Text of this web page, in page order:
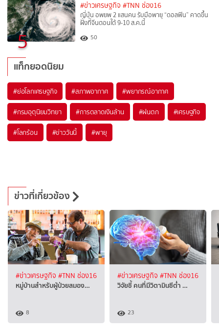
5
#ข่าวเศรษฐกิจ #TNN ช่อง16
ญี่ปุ่น อพยพ 2 แสนคน รับมือพายุ “ดอลฟิน” คาดขึ้น
ฝั่งที่จีนตอนใต้ 9-10 ส.ค.นี้
50
แท็กยอดนิยม
#ย่อโลกเศรษฐกิจ #สภาพอากาศ #พยากรณ์อากาศ
#กรมอุตุนิยมวิทยา #การตลาดเงินล้าน #ฝนตก #เศรษฐกิจ
#โลกร้อน #ข่าววันนี้ #พายุ
ข่าวที่เกี่ยวข้อง
#ข่าวเศรษฐกิจ #TNN ช่อง16
หมู่บ้านสำหรับผู้ป่วยสมอง…
8
#ข่าวเศรษฐกิจ #TNN ช่อง16
วิจัยชี้ คนที่มีวิตามินซีต่ำ …
23